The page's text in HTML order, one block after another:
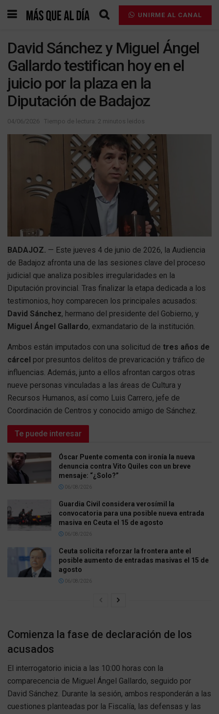
UNIRME AL CANAL
David Sánchez y Miguel Ángel
Gallardo testifican hoy en el
juicio por la plaza en la
Diputación de Badajoz
04/06/2026 Tiempo de lectura: 2 minutos leidos
BADAJOZ. — Este jueves 4 de junio de 2026, la Audiencia
de Badajoz afronta una de las sesiones clave del proceso
judicial que analiza posibles irregularidades en la
Diputación provincial. Tras finalizar la etapa dedicada a los
testimonios, hoy comparecen los principales acusados:
David Sánchez, hermano del presidente del Gobierno, y
Miguel Ángel Gallardo, exmandatario de la institución.
Ambos están imputados con una solicitud de tres años de
cárcel por presuntos delitos de prevaricación y tráfico de
influencias. Además, junto a ellos afrontan cargos otras
nueve personas vinculadas a las áreas de Cultura y
Recursos Humanos, así como Luis Carrero, jefe de
Coordinación de Centros y conocido amigo de Sánchez.
Te puede interesar
Óscar Puente comenta con ironía la nueva
denuncia contra Vito Quiles con un breve
mensaje: “¿Solo?”
06/08/2026
Guardia Civil considera verosímil la
convocatoria para una posible nueva entrada
masiva en Ceuta el 15 de agosto
06/08/2026
Ceuta solicita reforzar la frontera ante el
posible aumento de entradas masivas el 15 de
agosto
06/08/2026
Comienza la fase de declaración de los
acusados
El interrogatorio inicia a las 10:00 horas con la
comparecencia de Miguel Ángel Gallardo, seguido por
David Sánchez. Durante la sesión, ambos responderán a las
cuestiones planteadas por la Fiscalía, las defensas y las